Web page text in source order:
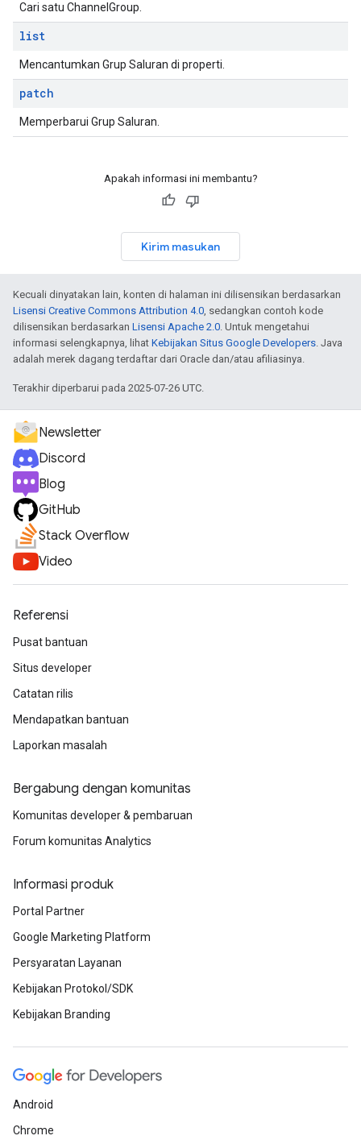
Cari satu ChannelGroup.
list
Mencantumkan Grup Saluran di properti.
patch
Memperbarui Grup Saluran.
Apakah informasi ini membantu?
Kirim masukan
Kecuali dinyatakan lain, konten di halaman ini dilisensikan berdasarkan
Lisensi Creative Commons Attribution 4.0, sedangkan contoh kode
dilisensikan berdasarkan Lisensi Apache 2.0. Untuk mengetahui
informasi selengkapnya, lihat Kebijakan Situs Google Developers. Java
adalah merek dagang terdaftar dari Oracle dan/atau afiliasinya.
Terakhir diperbarui pada 2025-07-26 UTC.
Newsletter
Discord
Blog
GitHub
Stack Overflow
Video
Referensi
Pusat bantuan
Situs developer
Catatan rilis
Mendapatkan bantuan
Laporkan masalah
Bergabung dengan komunitas
Komunitas developer & pembaruan
Forum komunitas Analytics
Informasi produk
Portal Partner
Google Marketing Platform
Persyaratan Layanan
Kebijakan Protokol/SDK
Kebijakan Branding
Android
Chrome